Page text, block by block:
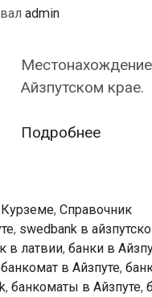
admin
Айзпутском крае.
Подробнее
Курземе, Справочник
, swedbank в
в латвии, банки в
банкомат в Айзпуте,
, банкоматы в Айзпуте,